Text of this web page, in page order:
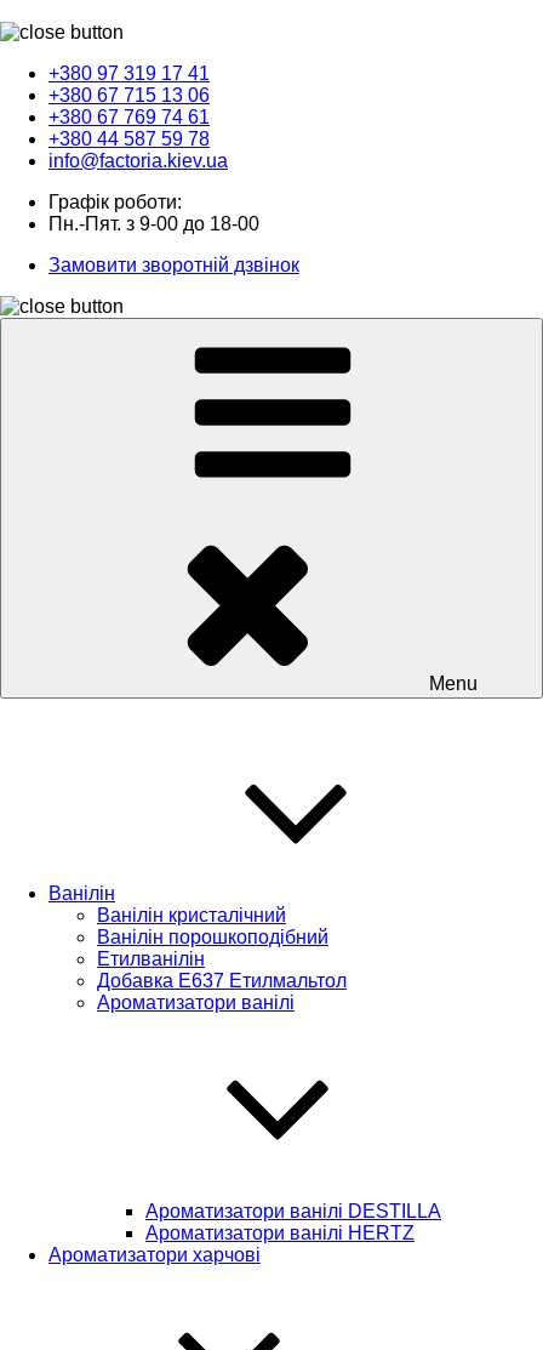
+380 97 319 17 41
+380 67 715 13 06
+380 67 769 74 61
+380 44 587 59 78
info@factoria.kiev.ua
Графік роботи:
Пн.-Пят. з 9-00 до 18-00
Замовити зворотній дзвінок
Menu
Ванілін
Ванілін кристалічний
Ванілін порошкоподібний
Етилванілін
Добавка Е637 Етилмальтол
Ароматизатори ванілі
Ароматизатори ванілі DESTILLA
Ароматизатори ванілі HERTZ
Ароматизатори харчові